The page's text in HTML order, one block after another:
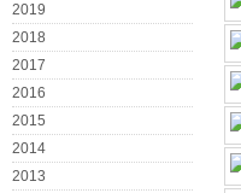
2019
2018
2017
2016
2015
2014
2013